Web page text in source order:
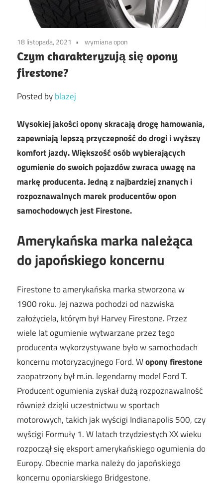
18 listopada, 2021 wymiana opon
Czym charakteryzują się opony
firestone?
Posted byblazej
Wysokiej jakości opony skracają drogę hamowania,
zapewniają lepszą przyczepność do drogi i wyższy
komfort jazdy. Większość osób wybierających
ogumienie do swoich pojazdów zwraca uwagę na
markę producenta. Jedną z najbardziej znanych i
rozpoznawalnych marek producentów opon
samochodowych jest Firestone.
Amerykańska marka należąca
do japońskiego koncernu
Firestone to amerykańska marka stworzona w
1900 roku. Jej nazwa pochodzi od nazwiska
założyciela, którym był Harvey Firestone. Przez
wiele lat ogumienie wytwarzane przez tego
producenta wykorzystywane było w samochodach
koncernu motoryzacyjnego Ford. Wopony firestone
zaopatrzony był m.in. legendarny model Ford T.
Producent ogumienia zyskał dużą rozpoznawalność
również dzięki uczestnictwu w sportach
motorowych, takich jak wyścigi Indianapolis 500, czy
wyścigi Formuły 1. W latach trzydziestych XX wieku
rozpoczął się eksport amerykańskiego ogumienia do
Europy. Obecnie marka należy do japońskiego
koncernu oponiarskiego Bridgestone.